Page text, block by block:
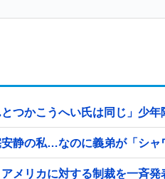
とつかこうへい氏は同じ」少
静の私…なのに義弟が「シ
アメリカに対する制裁を一斉発